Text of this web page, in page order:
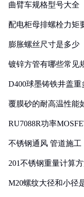
曲臂车规格型号大全
配电柜母排螺栓力矩
膨胀螺丝尺寸是多少
镀锌方管有哪些常见
D400球墨铸铁井盖重
覆膜砂的耐高温性能
RU7088R功率
不锈钢通风 管道施工
201不锈钢重量计算
M20螺纹大径和小径